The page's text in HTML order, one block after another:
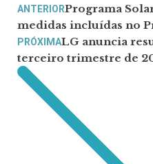
ANTERIORPrograma
medidas incluídas no
PRÓXIMALG anuncia
terceiro trimestre de